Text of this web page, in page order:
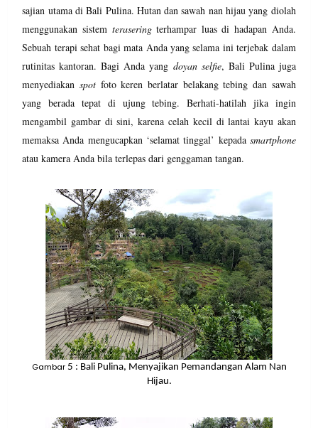
sajian utama di Bali Pulina. Hutan dan sawah nan hijau yang diolah
menggunakan sistem teraseringterhampar luas di hadapan Anda.
Sebuah terapi sehat bagi mata Anda yang selama ini terjebak dalam
rutinitas kantoran. Bagi Anda yang doyan selfie, Bali Pulina juga
menyediakan spotfoto keren berlatar belakang tebing dan sawah
yang berada tepat di ujung tebing. Berhati-hatilah jika ingin
mengambil gambar di sini, karena celah kecil di lantai kayu akan
memaksa Anda mengucapkan ‘selamat tinggal’ kepada smartphone
atau kamera Anda bila terlepas dari genggaman tangan.
Gambar 5 : Bali Pulina, Menyajikan Pemandangan Alam Nan
Hijau.